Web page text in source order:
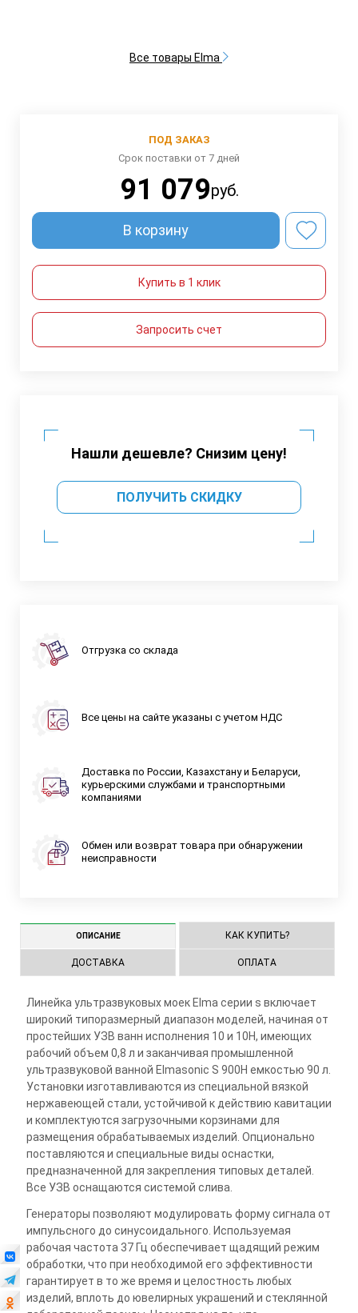
Все товары Elma
ПОД ЗАКАЗ
Срок поставки от 7 дней
91 079руб.
В корзину
Купить в 1 клик
Запросить счет
Нашли дешевле? Снизим цену!
ПОЛУЧИТЬ СКИДКУ
Отгрузка со склада
Все цены на сайте указаны с учетом НДС
Доставка по России, Казахстану и Беларуси,
курьерскими службами и транспортными
компаниями
Обмен или возврат товара при обнаружении
неисправности
ОПИСАНИЕ КАК КУПИТЬ?
ДОСТАВКА ОПЛАТА
Линейка ультразвуковых моек Elma серии s включает
широкий типоразмерный диапазон моделей, начиная от
простейших УЗВ ванн исполнения 10 и 10H, имеющих
рабочий объем 0,8 л и заканчивая промышленной
ультразвуковой ванной Elmasonic S 900Н емкостью 90 л.
Установки изготавливаются из специальной вязкой
нержавеющей стали, устойчивой к действию кавитации
и комплектуются загрузочными корзинами для
размещения обрабатываемых изделий. Опционально
поставляются и специальные виды оснастки,
предназначенной для закрепления типовых деталей.
Все УЗВ оснащаются системой слива.
Генераторы позволяют модулировать форму сигнала от
импульсного до синусоидального. Используемая
рабочая частота 37 Гц обеспечивает щадящий режим
обработки, что при необходимой его эффективности
гарантирует в то же время и целостность любых
изделий, вплоть до ювелирных украшений и стеклянной